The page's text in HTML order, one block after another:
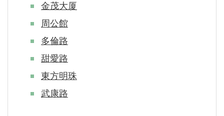
金茂大厦
周公館
多倫路
甜愛路
東方明珠
武康路